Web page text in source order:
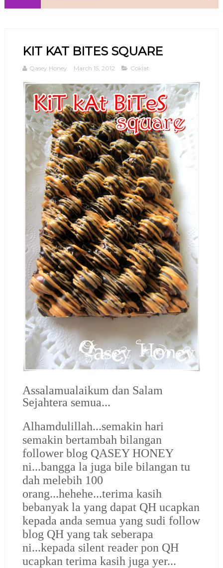
KIT KAT BITES SQUARE
Qasey Honey March 15, 2012 Coklat
Assalamualaikum dan Salam
Sejahtera semua...
Alhamdulillah...semakin hari
semakin bertambah bilangan
follower blog QASEY HONEY
ni...bangga la juga bile bilangan tu
dah melebih 100
orang...hehehe...terima kasih
bebanyak la yang dapat QH ucapkan
kepada anda semua yang sudi follow
blog QH yang tak seberapa
ni...kepada silent reader pon QH
ucapkan terima kasih juga yer...